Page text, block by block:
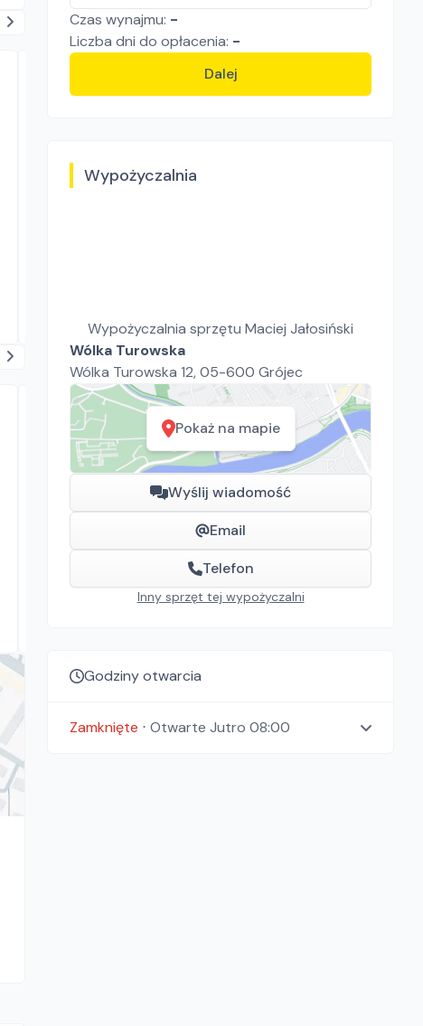
Czas wynajmu: -
Liczba dni do opłacenia: -
Dalej
Wypożyczalnia
Wypożyczalnia sprzętu Maciej Jałosiński
Wólka Turowska
Wólka Turowska 12, 05-600 Grójec
Pokaż na mapie
Wyślij wiadomość
Email
Telefon
Inny sprzęt tej wypożyczalni
Godziny otwarcia
Zamknięte ⋅ Otwarte Jutro 08:00
Wypożyczalnia sprzętu Maciej Jałosiński
Master DH 732P
dzień